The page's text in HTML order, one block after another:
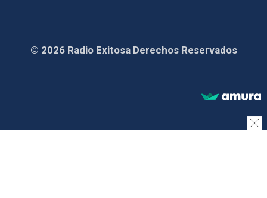
© 2026 Radio Exitosa Derechos Reservados